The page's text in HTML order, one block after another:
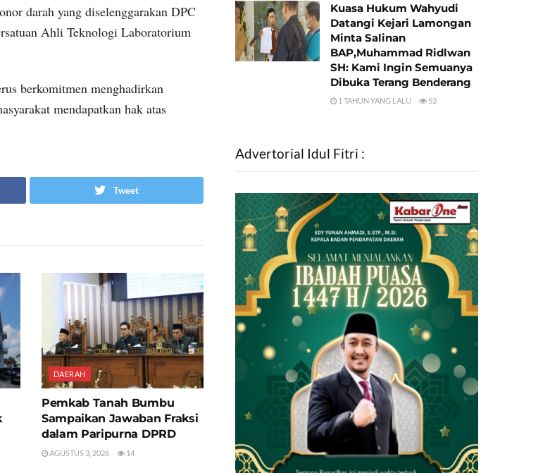
darah yang diselenggarakan DPC
Ahli Teknologi Laboratorium
berkomitmen menghadirkan
mendapatkan hak atas
Tweet
DAERAH
Pemkab Tanah Bumbu
Sampaikan Jawaban Fraksi
dalam Paripurna DPRD
AGUSTUS 3, 2026 14
Kuasa Hukum Wahyudi
Datangi Kejari Lamongan
Minta Salinan
BAP,Muhammad Ridlwan
SH: Kami Ingin Semuanya
Dibuka Terang Benderang
1 TAHUN YANG LALU 52
Advertorial Idul Fitri :